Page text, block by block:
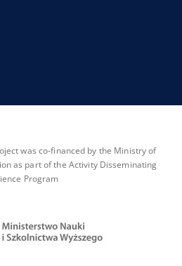
was co-financed by the Ministry of
as part of the Activity Disseminating
Program